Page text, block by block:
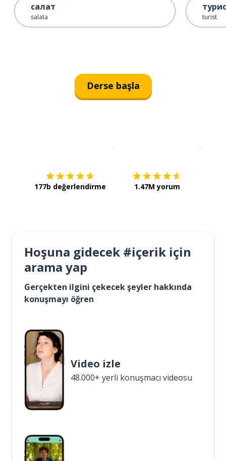
салат
salata turist
Derse başla
177b değerlendirme 1.47M yorum
Hoşuna gidecek #içerik için
arama yap
Gerçekten ilgini çekecek şeyler hakkında
konuşmayı öğren
Video izle
48.000+ yerli konuşmacı videosu